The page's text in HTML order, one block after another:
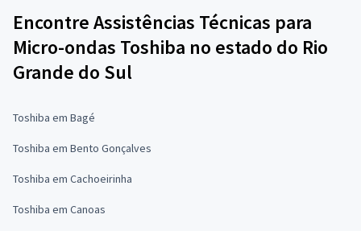
Encontre Assistências Técnicas para
Micro-ondas Toshiba no estado do Rio
Grande do Sul
Toshiba em Bagé
Toshiba em Bento Gonçalves
Toshiba em Cachoeirinha
Toshiba em Canoas